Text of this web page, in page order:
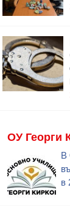
ОУ Георги
В
в